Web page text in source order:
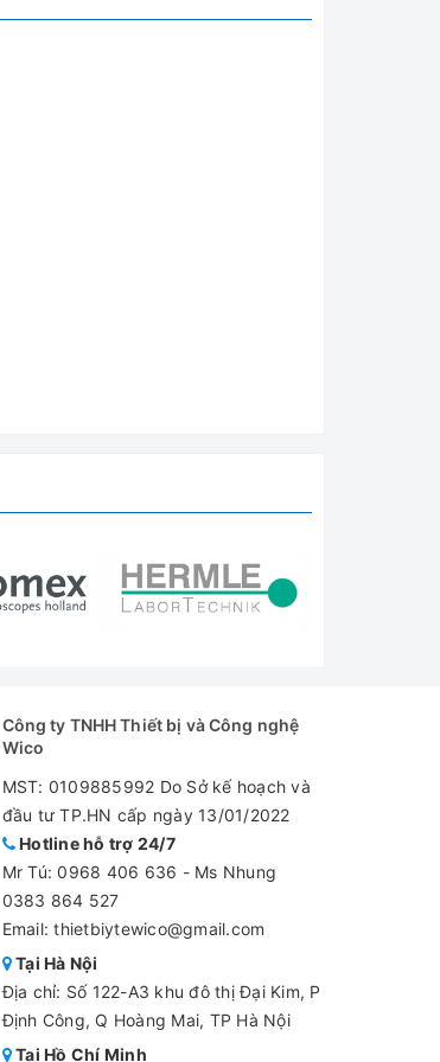
Công ty TNHH Thiết bị và Công nghệ
Wico
MST: 0109885992 Do Sở kế hoạch và
đầu tư TP.HN cấp ngày 13/01/2022
Hotline hỗ trợ 24/7
Mr Tú:0968 406 636 - Ms Nhung
0383 864 527
Email: thietbiytewico@gmail.com
Tại Hà Nội
Địa chỉ: Số 122-A3 khu đô thị Đại Kim, P
Định Công, Q Hoàng Mai, TP Hà Nội
Tại Hồ Chí Minh